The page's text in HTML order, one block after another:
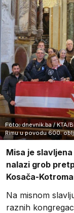
Foto: dnevnik.ba / KTA/​​​​​​​
Rimu u povodu 600.
Misa je
nalazi grob
Kosača-
Na misnom
raznih